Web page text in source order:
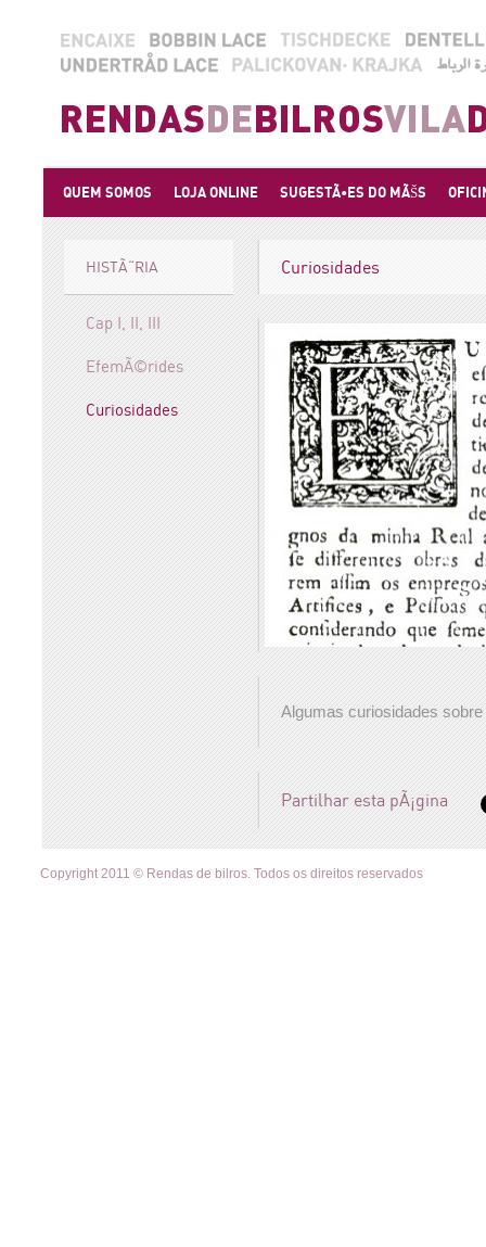
QUEM SOMOS LOJA ONLINE SUGESTÃ•ES DO MÃŠS
HISTÃ“RIA
Cap I, II, III
EfemÃ©rides
Curiosidades
Curiosidades
Algumas curiosidades
Partilhar esta pÃ¡gina
Copyright 2011 © Rendas de bilros. Todos os direitos reservados